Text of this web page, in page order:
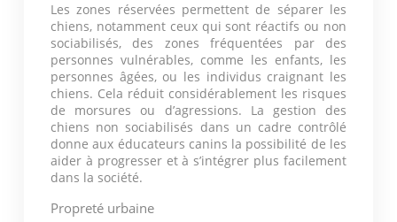
Les zones réservées permettent de séparer les
chiens, notamment ceux qui sont réactifs ou non
sociabilisés, des zones fréquentées par des
personnes vulnérables, comme les enfants, les
personnes âgées, ou les individus craignant les
chiens. Cela réduit considérablement les risques
de morsures ou d’agressions. La gestion des
chiens non sociabilisés dans un cadre contrôlé
donne aux éducateurs canins la possibilité de les
aider à progresser et à s’intégrer plus facilement
dans la société.
Propreté urbaine